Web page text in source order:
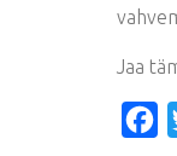
Jaa